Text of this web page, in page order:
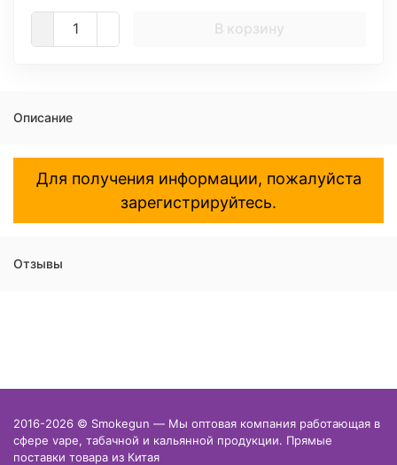
В корзину
Описание
Для получения информации, пожалуйста
зарегистрируйтесь.
Отзывы
2016-2026 © Smokegun — Мы оптовая компания работающая в
сфере vape, табачной и кальянной продукции. Прямые
поставки товара из Китая